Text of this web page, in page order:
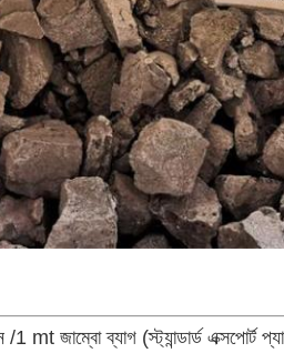
জাম্বো ব্যাগ (স্ট্যান্ডার্ড এক্সপোর্ট